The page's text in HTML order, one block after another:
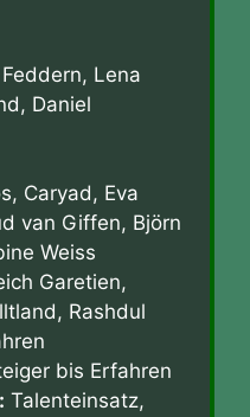
Lena
Daniel
Caryad, Eva
van Giffen, Björn
Weiss
Garetien,
Rashdul
bis Erfahren
Talenteinsatz,